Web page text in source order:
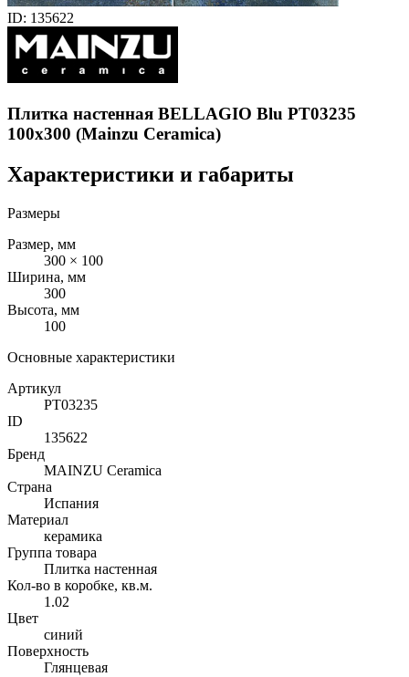
ID: 135622
Плитка настенная BELLAGIO Blu PT03235
100x300 (Mainzu Ceramica)
Характеристики и габариты
Размеры
Размер, мм
300 × 100
Ширина, мм
300
Высота, мм
100
Основные характеристики
Артикул
PT03235
ID
135622
Бренд
MAINZU Ceramica
Страна
Испания
Материал
керамика
Группа товара
Плитка настенная
Кол-во в коробке, кв.м.
1.02
Цвет
синий
Поверхность
Глянцевая